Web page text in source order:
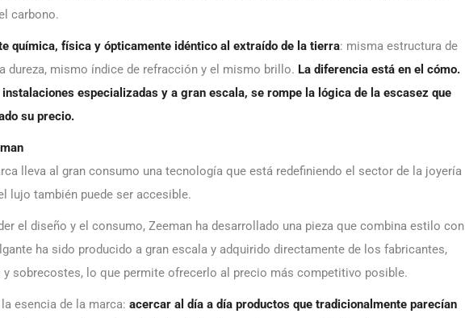
carbono.
química, física y ópticamente idéntico al extraído de la tierra: misma estructura de
dureza, mismo índice de refracción y el mismo brillo. La diferencia está en el cómo.
especializadas y a gran escala, se rompe la lógica de la escasez que
su precio.
lleva al gran consumo una tecnología que está redefiniendo el sector de la joyería
lujo también puede ser accesible.
el diseño y el consumo, Zeeman ha desarrollado una pieza que combina estilo con
ha sido producido a gran escala y adquirido directamente de los fabricantes,
sobrecostes, lo que permite ofrecerlo al precio más competitivo posible.
esencia de la marca: acercar al día a día productos que tradicionalmente parecían